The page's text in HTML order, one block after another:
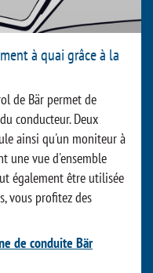
à quai grâce à la
de Bär permet de
conducteur. Deux
ainsi qu'un moniteur à
une vue d'ensemble
également être utilisée
vous profitez des
de conduite Bär